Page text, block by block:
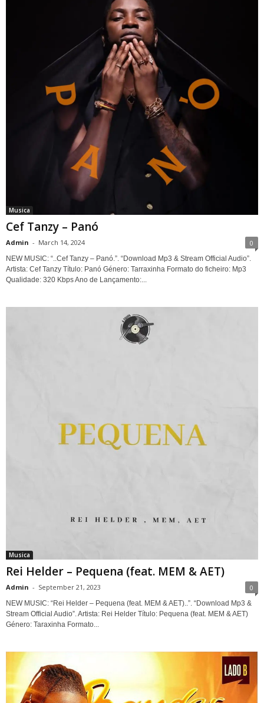
Musica
Cef Tanzy – Panó
Admin - March 14, 2024 0
NEW MUSIC: “..Cef Tanzy – Panó.”. “Download Mp3 & Stream Official Audio”.
Artista: Cef Tanzy Título: Panó Género: Tarraxinha Formato do ficheiro: Mp3
Qualidade: 320 Kbps Ano de Lançamento:...
Musica
Rei Helder – Pequena (feat. MEM & AET)
Admin - September 21, 2023 0
NEW MUSIC: “Rei Helder – Pequena (feat. MEM & AET)..”. “Download Mp3 &
Stream Official Audio”. Artista: Rei Helder Título: Pequena (feat. MEM & AET)
Género: Taraxinha Formato...